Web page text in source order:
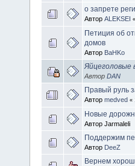
о запрете
Автор ALEKSEI «
Петиция об
домов
Автор BaHKo
Яйцеголовые
Автор DAN
Правый руль
Автор medved «
Новые
Автор Jarmaleli
Поддержим
Автор DeeZ
Вернем